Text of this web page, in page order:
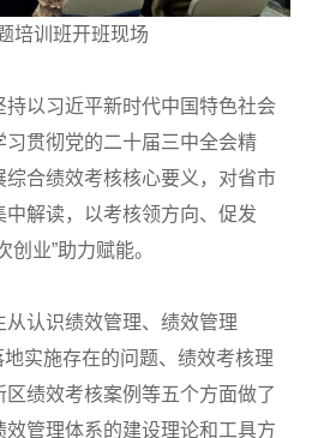
培训班开班现场
以习近平新时代中国特色社会
贯彻党的二十届三中全会精
合绩效考核核心要义，对省市
中解读，以考核领方向、促发
创业”助力赋能。
认识绩效管理、绩效管理
实施存在的问题、绩效考核理
绩效考核案例等五个方面做了
管理体系的建设理论和工具方